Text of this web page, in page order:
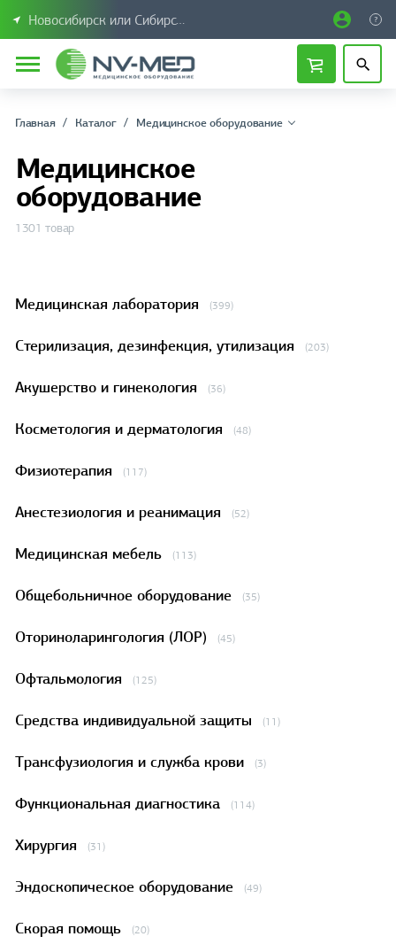
Новосибирск или Сибирский федеральный округ
Главная Каталог Медицинское оборудование
Медицинское
оборудование
1301 товар
Медицинская лаборатория (399)
Стерилизация, дезинфекция, утилизация (203)
Акушерство и гинекология (36)
Косметология и дерматология (48)
Физиотерапия (117)
Анестезиология и реанимация (52)
Медицинская мебель (113)
Общебольничное оборудование (35)
Оториноларингология (ЛОР) (45)
Офтальмология (125)
Средства индивидуальной защиты (11)
Трансфузиология и служба крови (3)
Функциональная диагностика (114)
Хирургия (31)
Эндоскопическое оборудование (49)
Скорая помощь (20)